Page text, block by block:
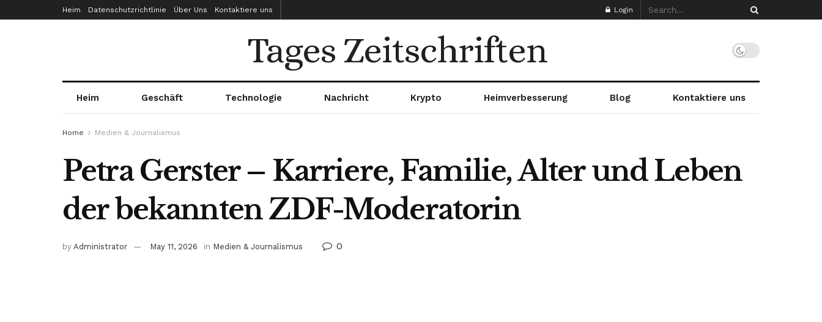
Heim Datenschutzrichtlinie Über Uns Kontaktiere uns Login
Tages Zeitschriften
Heim Geschäft Technologie Nachricht Krypto Heimverbesserung Blog Kontaktiere uns
Home Medien & Journalismus
Petra Gerster – Karriere, Familie, Alter und Leben
der bekannten ZDF-Moderatorin
by Administrator May 11, 2026 in Medien & Journalismus 0